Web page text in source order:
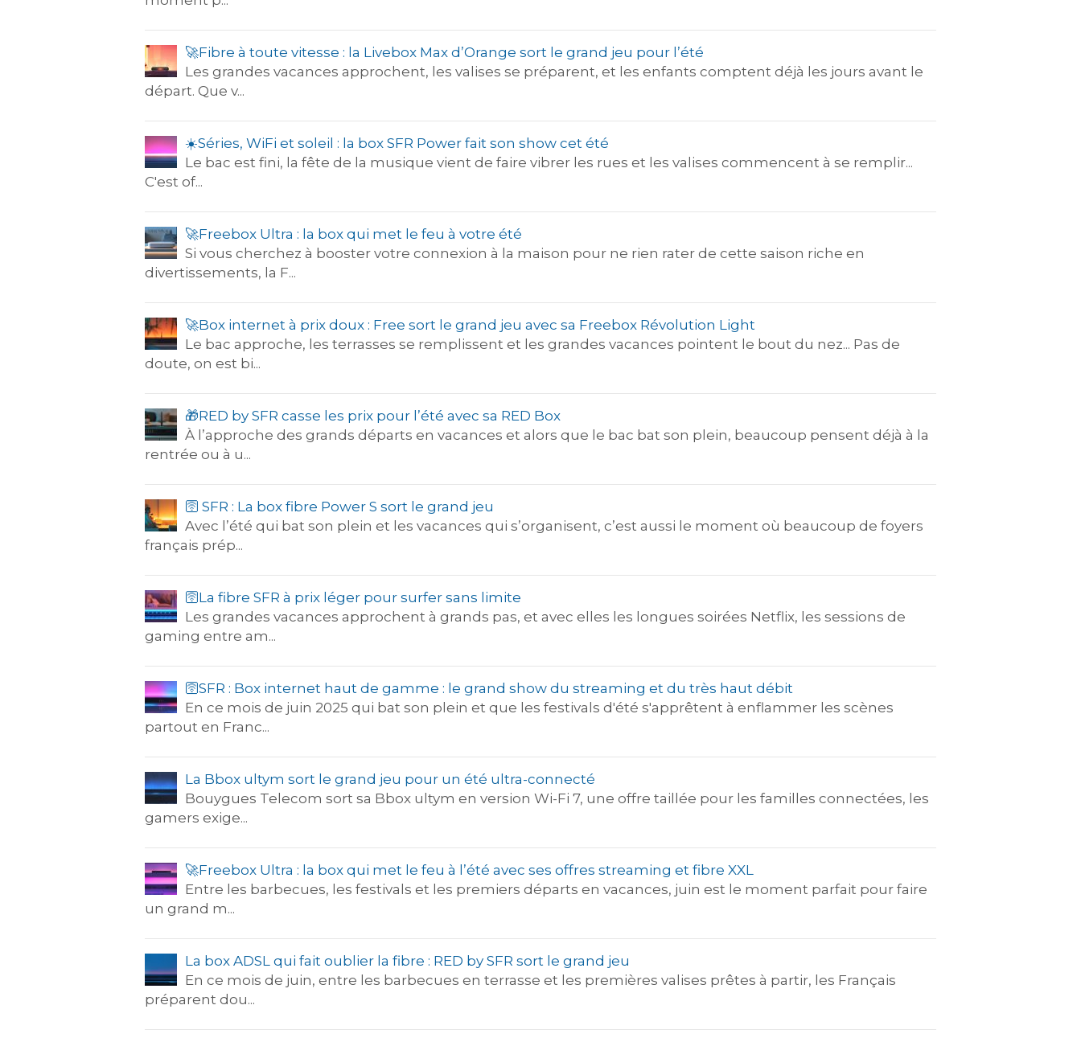
🚀Fibre à toute vitesse : la Livebox Max d’Orange sort le grand jeu pour l’été
Les grandes vacances approchent, les valises se préparent, et les enfants comptent déjà les jours avant le
départ. Que v...
☀️Séries, WiFi et soleil : la box SFR Power fait son show cet été
Le bac est fini, la fête de la musique vient de faire vibrer les rues et les valises commencent à se remplir...
C'est of...
🚀Freebox Ultra : la box qui met le feu à votre été
Si vous cherchez à booster votre connexion à la maison pour ne rien rater de cette saison riche en
divertissements, la F...
🚀Box internet à prix doux : Free sort le grand jeu avec sa Freebox Révolution Light
Le bac approche, les terrasses se remplissent et les grandes vacances pointent le bout du nez... Pas de
doute, on est bi...
🎁​RED by SFR casse les prix pour l’été avec sa RED Box
À l’approche des grands départs en vacances et alors que le bac bat son plein, beaucoup pensent déjà à la
rentrée ou à u...
🛜 SFR : La box fibre Power S sort le grand jeu
Avec l’été qui bat son plein et les vacances qui s’organisent, c’est aussi le moment où beaucoup de foyers
français prép...
🛜La fibre SFR à prix léger pour surfer sans limite
Les grandes vacances approchent à grands pas, et avec elles les longues soirées Netflix, les sessions de
gaming entre am...
🛜SFR : Box internet haut de gamme : le grand show du streaming et du très haut débit
En ce mois de juin 2025 qui bat son plein et que les festivals d'été s'apprêtent à enflammer les scènes
partout en Franc...
La Bbox ultym sort le grand jeu pour un été ultra-connecté
Bouygues Telecom sort sa Bbox ultym en version Wi-Fi 7, une offre taillée pour les familles connectées, les
gamers exige...
🚀​Freebox Ultra : la box qui met le feu à l’été avec ses offres streaming et fibre XXL
Entre les barbecues, les festivals et les premiers départs en vacances, juin est le moment parfait pour faire
un grand m...
La box ADSL qui fait oublier la fibre : RED by SFR sort le grand jeu
En ce mois de juin, entre les barbecues en terrasse et les premières valises prêtes à partir, les Français
préparent dou...